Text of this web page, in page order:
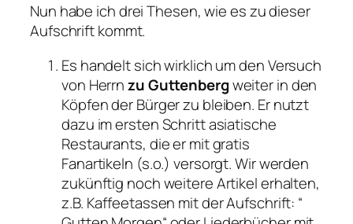
Nun habe ich drei Thesen, wie es zu dieser
Aufschrift kommt.
Es handelt sich wirklich um den Versuch
von Herrnzu Guttenbergweiter in den
Köpfen der Bürger zu bleiben. Er nutzt
dazu im ersten Schritt asiatische
Restaurants, die er mit gratis
Fanartikeln (s.o.) versorgt. Wir werden
zukünftig noch weitere Artikel erhalten,
z.B. Kaffeetassen mit der Aufschrift: “